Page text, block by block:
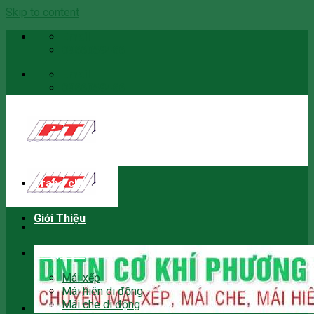
Skip to content
Trang chủ
Giới Thiệu
Sản phẩm
Mái xếp
Mái hiên di động
Mái che di động